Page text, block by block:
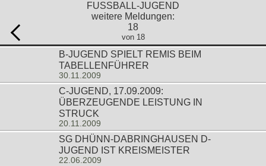
FUSSBALL-JUGEND
weitere Meldungen:
18
von 18
B-JUGEND SPIELT REMIS BEIM
TABELLENFÜHRER
30.11.2009
C-JUGEND, 17.09.2009:
ÜBERZEUGENDE LEISTUNG IN
STRUCK
20.11.2009
SG DHÜNN-DABRINGHAUSEN D-
JUGEND IST KREISMEISTER
22.06.2009